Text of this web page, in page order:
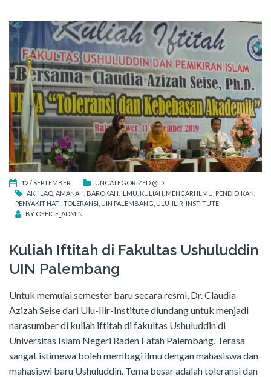
12 / SEPTEMBER
UNCATEGORIZED @ID
AKHLAQ AMANAH BAROKAH ILMU KULIAH MENCARI ILMU PENDIDIKAN
PENYAKIT HATI TOLERANSI UIN PALEMBANG ULU-ILIR-INSTITUTE
BY OFFICE_ADMIN
Kuliah Iftitah di Fakultas Ushuluddin
UIN Palembang
Untuk memulai semester baru secara resmi, Dr. Claudia
Azizah Seise dari Ulu-Ilir-Institute diundang untuk menjadi
narasumber di kuliah iftitah di fakultas Ushuluddin di
Universitas Islam Negeri Raden Fatah Palembang. Terasa
sangat istimewa boleh membagi ilmu dengan mahasiswa dan
mahasiswi baru Ushuluddin. Tema besar adalah toleransi dan